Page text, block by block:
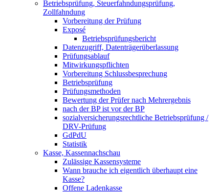
Betriebsprüfung, Steuerfahndungsprüfung,
Zollfahndung
Vorbereitung der Prüfung
Exposé
Betriebsprüfungsbericht
Datenzugriff, Datenträgerüberlassung
Prüfungsablauf
Mitwirkungspflichten
Vorbereitung Schlussbesprechung
Betriebsprüfung
Prüfungsmethoden
Bewertung der Prüfer nach Mehrergebnis
nach der BP ist vor der BP
sozialversicherungsrechtliche Betriebsprüfung /
DRV-Prüfung
GdPdU
Statistik
Kasse, Kassennachschau
Zulässige Kassensysteme
Wann brauche ich eigentlich überhaupt eine
Kasse?
Offene Ladenkasse